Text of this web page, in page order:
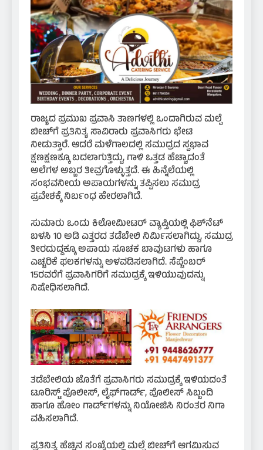
ರಾಜ್ಯದ ಪ್ರಮುಖ ಪ್ರವಾಸಿ ತಾಣಗಳಲ್ಲಿ ಒಂದಾಗಿರುವ ಮಲ್ಪೆ
ಬೀಚ್‌ಗೆ ಪ್ರತಿನಿತ್ಯ ಸಾವಿರಾರು ಪ್ರವಾಸಿಗರು ಭೇಟಿ
ನೀಡುತ್ತಾರೆ. ಆದರೆ ಮಳೆಗಾಲದಲ್ಲಿ ಸಮುದ್ರದ ಸ್ವಭಾವ
ಕ್ಷಣಕ್ಷಣಕ್ಕೂ ಬದಲಾಗುತ್ತಿದ್ದು, ಗಾಳಿ ಒತ್ತಡ ಹೆಚ್ಚಾದಂತೆ
ಅಲೆಗಳ ಅಬ್ಬರ ತೀವ್ರಗೊಳ್ಳುತ್ತದೆ. ಈ ಹಿನ್ನೆಲೆಯಲ್ಲಿ
ಸಂಭವನೀಯ ಅಪಾಯಗಳನ್ನು ತಪ್ಪಿಸಲು ಸಮುದ್ರ
ಪ್ರವೇಶಕ್ಕೆ ನಿರ್ಬಂಧ ಹೇರಲಾಗಿದೆ.
ಸುಮಾರು ಒಂದು ಕಿಲೋಮೀಟರ್ ವ್ಯಾಪ್ತಿಯಲ್ಲಿ ಫಿಶ್‌ನೆಟ್
ಬಳಸಿ 10 ಅಡಿ ಎತ್ತರದ ತಡೆಬೇಲಿ ನಿರ್ಮಿಸಲಾಗಿದ್ದು, ಸಮುದ್ರ
ತೀರದುದ್ದಕ್ಕೂ ಅಪಾಯ ಸೂಚಕ ಬಾವುಟಗಳು ಹಾಗೂ
ಎಚ್ಚರಿಕೆ ಫಲಕಗಳನ್ನು ಅಳವಡಿಸಲಾಗಿದೆ. ಸೆಪ್ಟೆಂಬರ್
15ರವರೆಗೆ ಪ್ರವಾಸಿಗರಿಗೆ ಸಮುದ್ರಕ್ಕೆ ಇಳಿಯುವುದನ್ನು
ನಿಷೇಧಿಸಲಾಗಿದೆ.
ತಡೆಬೇಲಿಯ ಜೊತೆಗೆ ಪ್ರವಾಸಿಗರು ಸಮುದ್ರಕ್ಕೆ ಇಳಿಯದಂತೆ
ಟೂರಿಸ್ಟ್ ಪೊಲೀಸ್, ಲೈಫ್‌ಗಾರ್ಡ್, ಪೊಲೀಸ್ ಸಿಬ್ಬಂದಿ
ಹಾಗೂ ಹೋಂ ಗಾರ್ಡ್‌ಗಳನ್ನು ನಿಯೋಜಿಸಿ ನಿರಂತರ ನಿಗಾ
ವಹಿಸಲಾಗಿದೆ.
ಪ್ರತಿನಿತ್ಯ ಹೆಚ್ಚಿನ ಸಂಖ್ಯೆಯಲ್ಲಿ ಮಲ್ಪೆ ಬೀಚ್‌ಗೆ ಆಗಮಿಸುವ